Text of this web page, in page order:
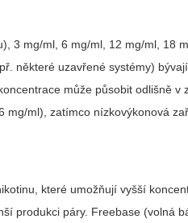
3 mg/ml, 6 mg/ml, 12 mg/ml, 18
některé uzavřené systémy)
může působit odlišně
ml), zatímco nízkovýkonová
které umožňují vyšší
produkci páry. Freebase (volná